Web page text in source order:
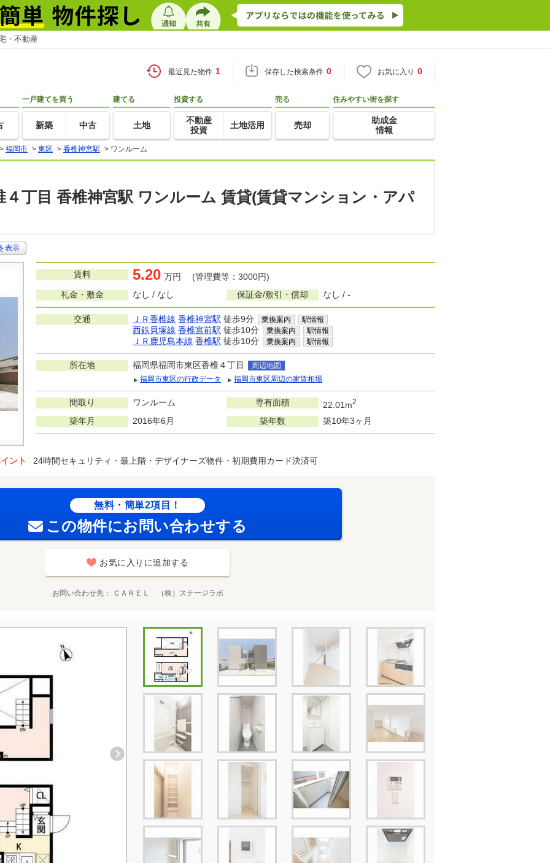
・不動産
最近見た物件 1 保存した検索条件 0 お気に入り 0
一戸建てを買う
新築 中古
建てる
土地
投資する
不動産
投資
土地活用
売る
売却
住みやすい街を探す
助成金
情報
> 福岡市 > 東区 > 香椎神宮駅 > ワンルーム
４丁目 香椎神宮駅 ワンルーム 賃貸(賃貸マンション・アパ
表示
賃料 5.20 万円 (管理費等：3000円)
礼金・敷金
なし / なし 保証金/敷引・償却 なし / -
交通 ＪＲ香椎線 香椎神宮駅 徒歩9分 乗換案内 駅情報
西鉄貝塚線 香椎宮前駅 徒歩10分 乗換案内 駅情報
ＪＲ鹿児島本線 香椎駅 徒歩10分 乗換案内 駅情報
所在地 福岡県福岡市東区香椎４丁目
周辺地図
福岡市東区の行政データ
福岡市東区周辺の家賃相場
間取り ワンルーム 専有面積 22.01m2
築年月 2016年6月 築年数 築10年3ヶ月
ント 24時間セキュリティ・最上階・デザイナーズ物件・初期費用カード決済可
無料・簡単2項目！
この物件にお問い合わせする
お気に入りに追加する
お問い合わせ先 ＣＡＲＥＬ （株）ステージラボ